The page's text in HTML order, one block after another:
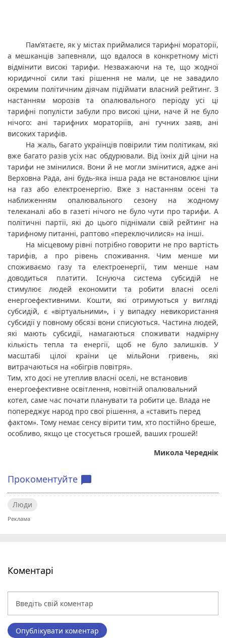
Пам’ятаєте, як у містах приймалися тарифні мораторії,
а мешканців запевняли, що вдалося в конкретному місті
відмінити високі тарифи. Незважаючи на те, що жодної
юридичної сили такі рішення не мали, це не завадило
окремим політичним діячам підіймати власний рейтинг. З
настанням морозів та опалювального періоду усі ці
тарифні популісти забули про високі ціни, наче й не було
нічого: ані тарифних мораторіїв, ані гучних заяв, ані
високих тарифів.
На жаль, багато українців повірили тим політикам, які
вже багато разів усіх нас обдурювали. Від їхніх дій ціни на
тарифи не змінилися. Вони й не могли змінитися, адже ані
Верховна Рада, ані будь-яка інша рада не встановлює ціни
на газ або електроенергію. Вже з настанням осені та
наближенням опалювального сезону на жодному
телеканалі або в газеті нічого не було чути про тарифи. А
політичні партії, які до цього піднімали свій рейтинг на
тарифному питанні, раптово «переключилися» на інші.
На місцевому рівні потрібно говорити не про вартість
тарифів, а про рівень споживання. Чим менше ми
споживаємо газу та електроенергії, тим менше нам
доводиться платити. Існуюча система субсидій не
стимулює людей економити та робити власні оселі
енергоефективними. Кошти, які отримуються у вигляді
субсидій, є «віртуальними», і у випадку невикористання
субсидії у повному обсязі вони списуються. Частина людей,
які мають субсидії, намагаються споживати надмірну
кількість тепла та енергії, щоб не було залишків. У
масштабі цілої країни це мільйони гривень, які
витрачаються на «обігрів повітря».
Тим, хто досі не утеплив власні оселі, не встановив
енергоефективне освітлення, новітній опалювальний
котел, саме час почати планувати та робити це. Влада не
попереджує народ про свої рішення, а «ставить перед
фактом». Тому немає сенсу вірити тим, хто постійно бреше,
особливо, якщо це стосується грошей, ваших грошей!
Микола Череднік
Прокоментуйте chat_bubble
Люди
Коментарі
Опублікувати коментар